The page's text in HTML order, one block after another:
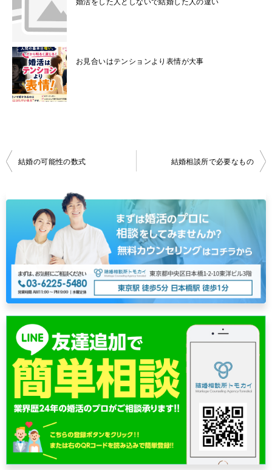
お見合いはテンションより表情が大事
投
ナ
ー
ョ
ン
結婚の可能性の数式 結婚相談所で必要なもの